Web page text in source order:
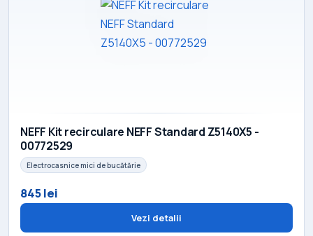
NEFF Kit recirculare NEFF Standard Z5140X5 -
00772529
Electrocasnice mici de bucătărie
845 lei
Vezi detalii